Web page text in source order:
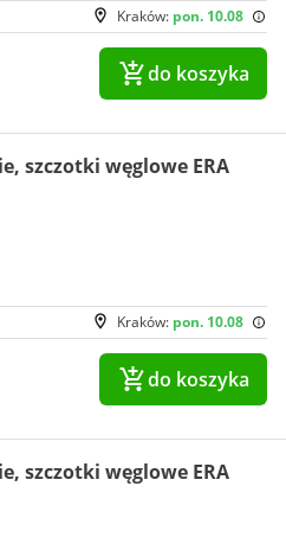
Kraków: pon. 10.08
do koszyka
szczotki węglowe ERA
Kraków: pon. 10.08
do koszyka
szczotki węglowe ERA